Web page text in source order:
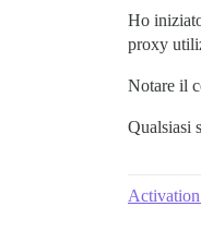
Ho
proxy
Notare il
Qualsiasi
Activation